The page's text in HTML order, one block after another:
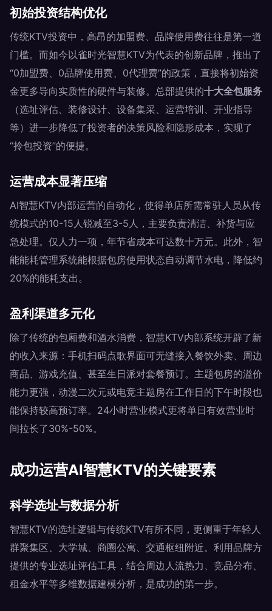
初始投资结构优化
传统KTV投资中，高昂的加盟费、品牌使用费往往是第一道
门槛。而如今以雀时光智慧KTV为代表的创新品牌，推出了
“0加盟费、0品牌使用费、0代理费”的政策，直接将初始资
金更多导向实质性的硬件与装修。总部提供的十大全包服务
（选址评估、装修设计、设备集采、运营培训、开业指导
等）进一步降低了投资者的决策风险和隐形成本，实现了
“拎包投资”的便捷。
运营成本显著压缩
AI智慧KTV内部运营的自动化，使得单店所需常驻人员从传
统模式的10-15人锐减至3-5人，主要负责清洁、补货与应
急处理。仅人力一项，年节省成本可达数十万元。此外，智
能能耗管理系统能根据包房使用状态自动调节水电，降低约
20%的能耗支出。
盈利渠道多元化
除了传统的包厢费和酒水消费，智慧KTV内部系统开辟了新
的收入来源：手机扫码点歌界面可无缝接入餐饮外卖、周边
商品、游戏充值、甚至生日派对套餐预订。主题包房的溢价
能力更强，动漫二次元或电竞主题房在工作日的下午时段也
能保持较高预订率。24小时营业模式更将单日有效营业时
间拉长了30%-50%。
成功运营AI智慧KTV的关键要素
科学选址与数据分析
智慧KTV的选址逻辑与传统KTV有所不同，更侧重于年轻人
群聚集区、大学城、商圈公寓、交通枢纽附近。利用品牌方
提供的专业选址评估工具，结合周边人流热力、竞品分布、
租金水平等多维数据建模分析，是成功的第一步。